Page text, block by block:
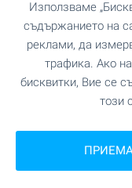
ЗАВЕДЕНИЯ
Ресторант
Ресторант
Използваме
съдържанието на
реклами, да
трафика. Ако
бисквитки, Вие се
този